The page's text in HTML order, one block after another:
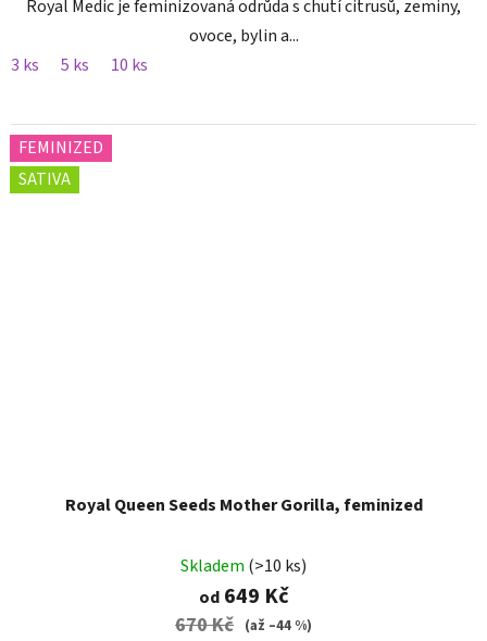
Royal Medic je feminizovaná odrůda s chutí citrusů, zeminy,
ovoce, bylin a...
3 ks
5 ks 10 ks
FEMINIZED
SATIVA
Royal Queen Seeds Mother Gorilla, feminized
Skladem (>10 ks)
od649 Kč
670 Kč (až –44 %)